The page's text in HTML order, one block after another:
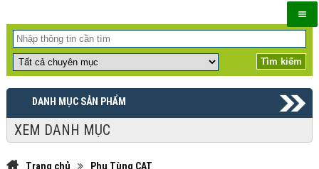
DANH MỤC SẢN PHẨM
XEM DANH MỤC
Trang chủ Phụ Tùng CAT